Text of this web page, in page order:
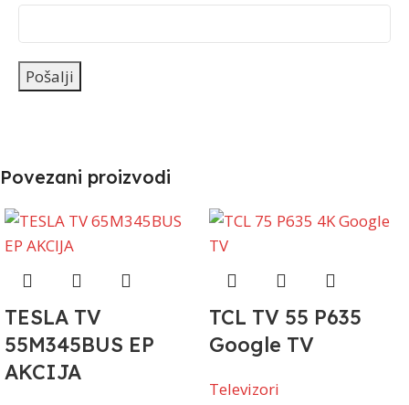
Povezani proizvodi
TESLA TV
55M345BUS EP
AKCIJA
TCL TV 55 P635
Google TV
Televizori